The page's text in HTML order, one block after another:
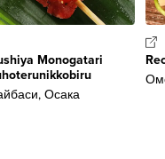
Monogatari
Осака